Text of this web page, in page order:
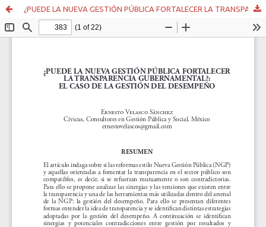
¿PUEDE LA NUEVA GESTIÓN PÚBLICA FORTALECER LA TRANSPARENCIA GUBERNAMENTAL?: EL CASO DE LA GESTIÓN DEL DESEMPEÑO